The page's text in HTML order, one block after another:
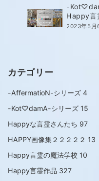
-
Happy言
2023年5月
カテゴリー
-AffermatioN-シリーズ 4
-Kot♡damA-シリーズ 15
Happyな言霊さんたち 97
HAPPY画像集２２２２２ 13
Happy言霊の魔法学校 10
Happy言霊作品 327